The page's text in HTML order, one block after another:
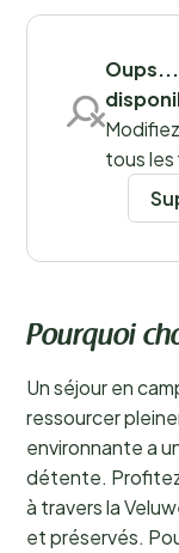
tous
Pourquoi
Un séjour en
ressourcer
environnante a
détente. Profitez
à travers la
et préservés.